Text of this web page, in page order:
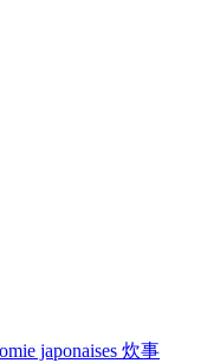
japonaises 炊事